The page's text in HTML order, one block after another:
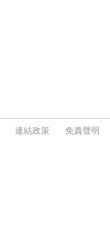
連結政策
免責聲明